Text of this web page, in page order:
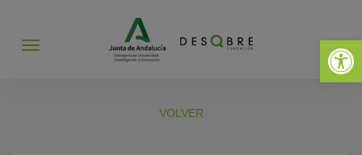
Abrir
Abrir
VOLVER